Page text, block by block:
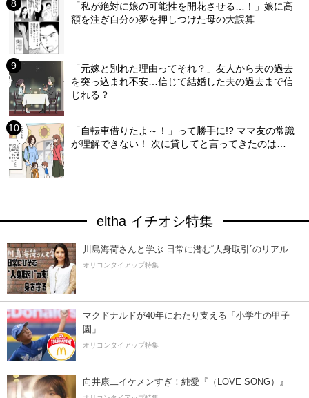
「私が絶対に娘の可能性を開花させる…！」娘に高
額を注ぎ自分の夢を押しつけた母の大誤算
「元嫁と別れた理由ってそれ？」友人から夫の過去
を突っ込まれ不安…信じて結婚した夫の過去まで信
じれる？
「自転車借りたよ～！」って勝手に!? ママ友の常識
が理解できない！ 次に貸してと言ってきたのは…
eltha イチオシ特集
川島海荷さんと学ぶ 日常に潜む“人身取引”のリアル
オリコンタイアップ特集
マクドナルドが40年にわたり支える「小学生の甲子
園」
オリコンタイアップ特集
向井康二イケメンすぎ！純愛『（LOVE SONG）』